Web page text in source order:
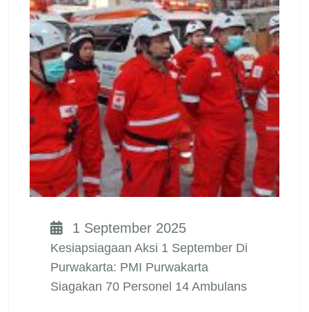
1 September 2025
Kesiapsiagaan Aksi 1 September Di
Purwakarta: PMI Purwakarta
Siagakan 70 Personel 14 Ambulans